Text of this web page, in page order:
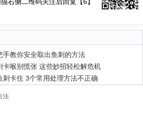
手教你安全取出鱼刺的方法
卡喉别慌张 这些妙招轻松解危机
刺卡住 3个常用处理方法不正确
法